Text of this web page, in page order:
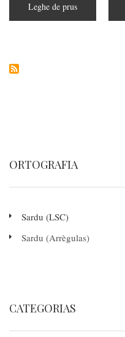
Leghe de prus
s'inteligèntzia
ORTOGRAFIA
Sardu (LSC)
Sardu (Arrègulas)
CATEGORIAS